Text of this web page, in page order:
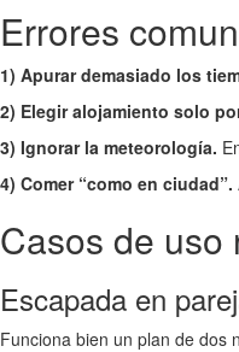
Errores
1) Apurar demasiado los
2) Elegir alojamiento solo
3) Ignorar la meteorología.
4) Comer “como en ciudad”.
Casos de uso
Escapada en
Funciona bien un plan de dos